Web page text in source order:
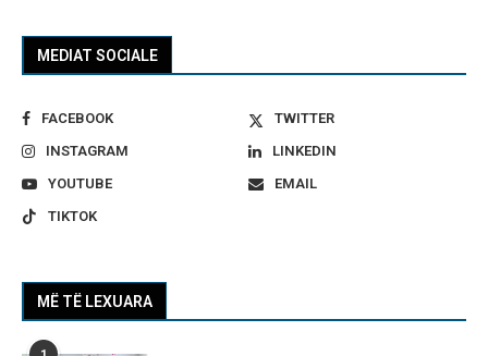
MEDIAT SOCIALE
FACEBOOK
TWITTER
INSTAGRAM
LINKEDIN
YOUTUBE
EMAIL
TIKTOK
MË TË LEXUARA